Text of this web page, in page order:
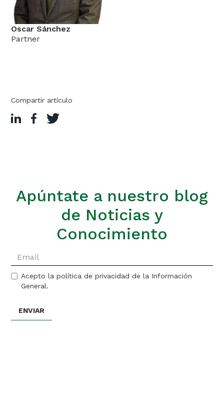
Oscar Sánchez
Partner
Compartir artículo
Apúntate a nuestro blog
de Noticias y
Conocimiento
Acepto la política de privacidad de la Información
General.